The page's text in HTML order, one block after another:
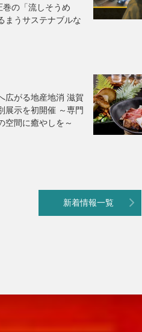
巻の「流しそうめ
まうサステナブルな
広がる地産地消 滋賀
展示を初開催 ～専門
空間に癒やしを～
新着情報一覧